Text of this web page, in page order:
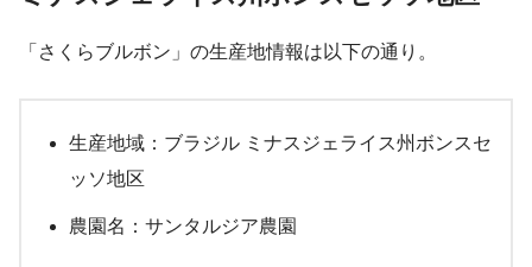
「さくらブルボン」の生産地情報は以下の通り。
生産地域：ブラジル ミナスジェライス州ボンスセ
ッソ地区
農園名：サンタルジア農園